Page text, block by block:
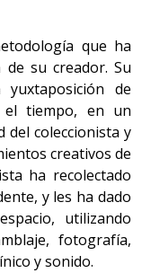
que ha
su creador. Su
de
el tiempo, en un
del coleccionista y
creativos de
ha recolectado
y les ha dado
utilizando
fotografía,
y sonido.